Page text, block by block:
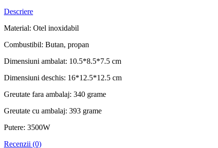
Descriere
Material: Otel inoxidabil
Combustibil: Butan, propan
Dimensiuni ambalat: 10.5*8.5*7.5 cm
Dimensiuni deschis: 16*12.5*12.5 cm
Greutate fara ambalaj: 340 grame
Greutate cu ambalaj: 393 grame
Putere: 3500W
Recenzii (0)